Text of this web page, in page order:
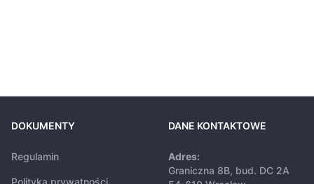
DOKUMENTY
Regulamin
Polityka prywatności
DANE KONTAKTOWE
Adres:
Graniczna 8B, bud. DC 2A